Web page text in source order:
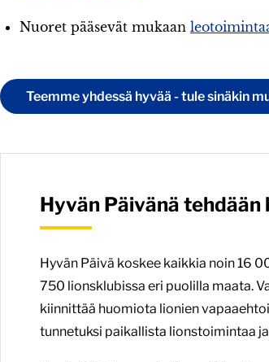
Nuoret pääsevät mukaan
Teemme yhdessä hyvää - tule sinäkin
Hyvän Päivänä tehdään
Hyvän Päivä koskee kaikkia noin 16
750 lionsklubissa eri puolilla maata.
kiinnittää huomiota lionien
tunnetuksi paikallista lionstoimintaa